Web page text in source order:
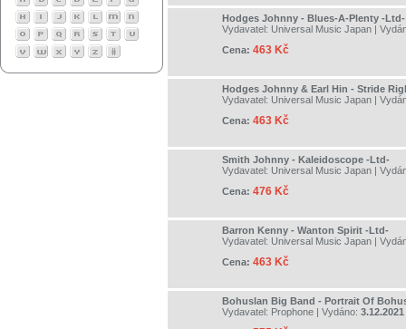
Hodges Johnny - Blues-A-Plenty -Ltd-
Vydavatel: Universal Music Japan |
Cena: 463 Kč
Hodges Johnny & Earl Hin - Stride
Vydavatel: Universal Music Japan |
Cena: 463 Kč
Smith Johnny - Kaleidoscope -Ltd-
Vydavatel: Universal Music Japan |
Cena: 476 Kč
Barron Kenny - Wanton Spirit -Ltd-
Vydavatel: Universal Music Japan |
Cena: 463 Kč
Bohuslan Big Band - Portrait Of
Vydavatel: Prophone | Vydáno: 3.12.2021